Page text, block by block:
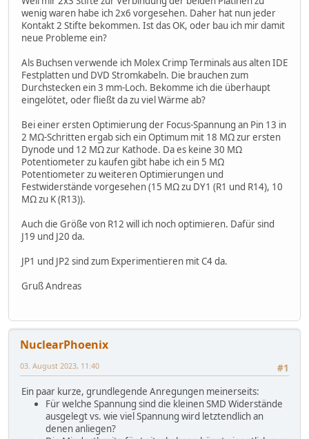
wenig waren habe ich 2x6 vorgesehen. Daher hat nun jeder
Kontakt 2 Stifte bekommen. Ist das OK, oder bau ich mir damit
neue Probleme ein?
Als Buchsen verwende ich Molex Crimp Terminals aus alten IDE
Festplatten und DVD Stromkabeln. Die brauchen zum
Durchstecken ein 3 mm-Loch. Bekomme ich die überhaupt
eingelötet, oder fließt da zu viel Wärme ab?
Bei einer ersten Optimierung der Focus-Spannung an Pin 13 in
2 MΩ-Schritten ergab sich ein Optimum mit 18 MΩ zur ersten
Dynode und 12 MΩ zur Kathode. Da es keine 30 MΩ
Potentiometer zu kaufen gibt habe ich ein 5 MΩ
Potentiometer zu weiteren Optimierungen und
Festwiderstände vorgesehen (15 MΩ zu DY1 (R1 und R14), 10
MΩ zu K (R13)).
Auch die Größe von R12 will ich noch optimieren. Dafür sind
J19 und J20 da.
JP1 und JP2 sind zum Experimentieren mit C4 da.
Gruß Andreas
NuclearPhoenix
#1
03. August 2023, 11:40
Ein paar kurze, grundlegende Anregungen meinerseits:
Für welche Spannung sind die kleinen SMD Widerstände
ausgelegt vs. wie viel Spannung wird letztendlich an
denen anliegen?